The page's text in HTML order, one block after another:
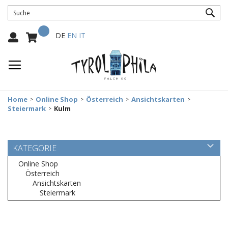
Mein Warenkorb
Select
DE EN IT
Home Online Shop Österreich
Ansichtskarten
Steiermark
Kulm
KATEGORIE
Online Shop
Österreich
Ansichtskarten
Steiermark